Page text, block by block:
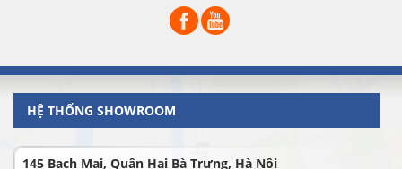
HỆ THỐNG SHOWROOM
145 Bạch Mai, Quận Hai Bà Trưng, Hà Nội